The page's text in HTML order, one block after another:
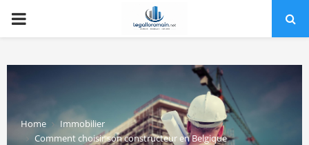
PRIMARY
Home
Immobilier
Comment choisir son constructeur en Belgique